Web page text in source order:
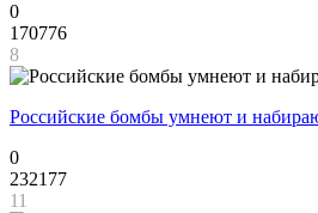
0
170776
8
Российские бомбы умнеют и
0
232177
11